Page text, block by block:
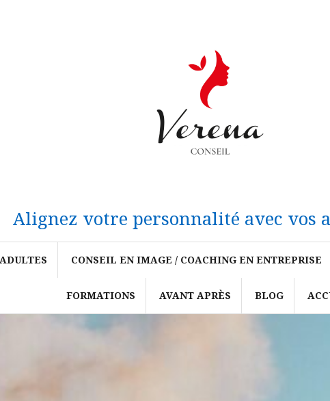
Alignez votre personnalité avec vos
CONSEIL EN IMAGE / COACHING EN ENTREPRISE
FORMATIONS AVANT APRÈS BLOG